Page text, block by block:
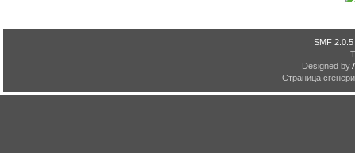
SMF 2.0.5
Designed by
Страница